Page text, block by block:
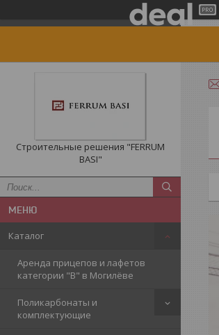
Строительные решения "FERRUM
BASI"
Каталог
Аренда прицепов и лафетов
категории "B" в Могилёве
Поликарбонаты и
комплектующие